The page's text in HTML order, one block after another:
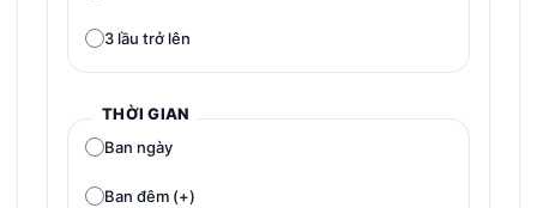
3 lầu trở lên
THỜI GIAN
Ban ngày
Ban đêm (+)